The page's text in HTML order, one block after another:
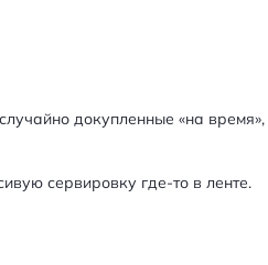
докупленные «на
сервировку где‑то в ленте.